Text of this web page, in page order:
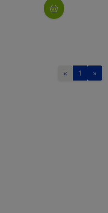
« 1 »